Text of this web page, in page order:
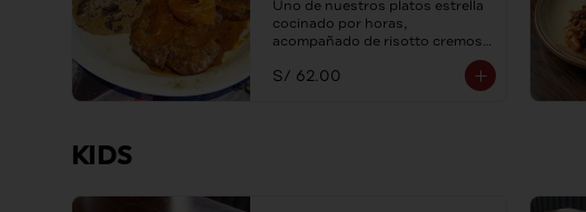
Uno de nuestros platos estrella
cocinado por horas,
acompañado de risotto cremoso
parmesano.
S/ 62.00
KIDS